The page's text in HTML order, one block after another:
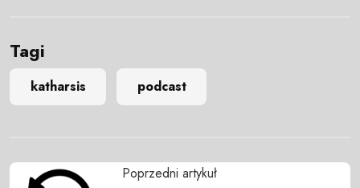
Tagi
katharsis podcast
Poprzedni artykuł